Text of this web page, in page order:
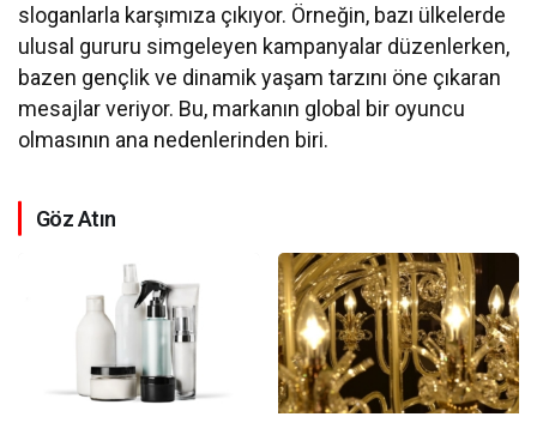
sloganlarla karşımıza çıkıyor. Örneğin, bazı ülkelerde
ulusal gururu simgeleyen kampanyalar düzenlerken,
bazen gençlik ve dinamik yaşam tarzını öne çıkaran
mesajlar veriyor. Bu, markanın global bir oyuncu
olmasının ana nedenlerinden biri.
Göz Atın